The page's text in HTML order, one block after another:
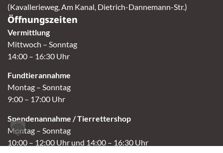
(Kavallerieweg, Am Kanal, Dietrich-Dannemann-Str.)
Öffnungszeiten
Vermittlung
Mittwoch – Sonntag
14:00 – 16:30 Uhr
Fundtierannahme
Montag – Sonntag
9:00 – 17:00 Uhr
Spendenannahme / Tierrettershop
Montag – Sonntag
10:00 – 12:00 Uhr und 14:00 – 16:30 Uhr